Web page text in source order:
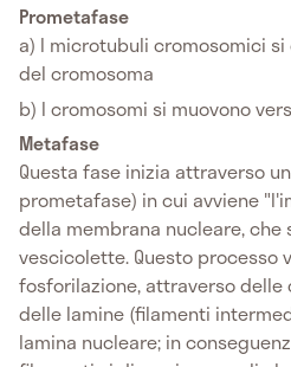
Prometafase
a) I microtubuli cromosomici
del cromosoma
b) I cromosomi si muovono
Metafase
Questa fase inizia attraverso
prometafase) in cui avviene
della membrana nucleare,
vescicolette. Questo processo
fosforilazione, attraverso delle
delle lamine (filamenti
lamina nucleare; in